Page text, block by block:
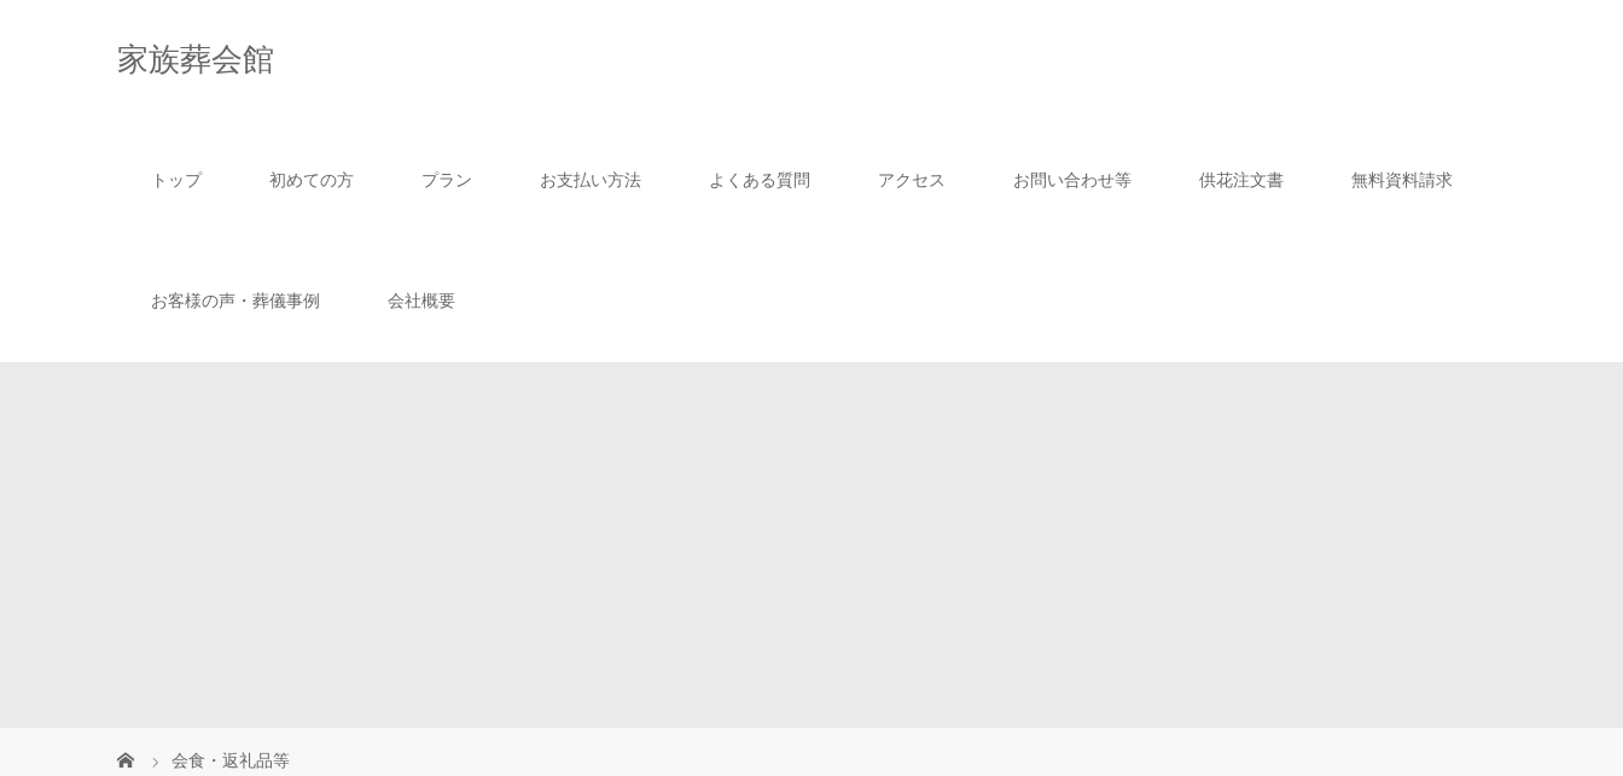
家族葬会館
トップ 初めての方 プラン お支払い方法 よくある質問 アクセス お問い合わせ等 供花注文書 無料資料請求
お客様の声・葬儀事例 会社概要
会食・返礼品等